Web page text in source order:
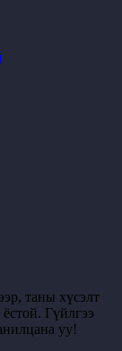
таны хүсэлт
Гүйлгээ
уу!